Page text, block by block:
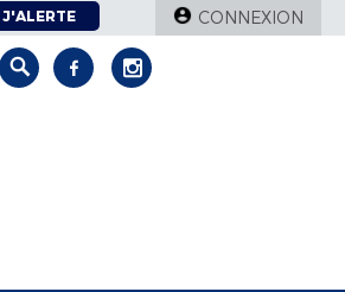
J'ALERTE CONNEXION